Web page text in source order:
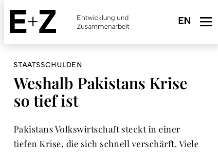
Skip
main
content
Entwicklung und
Zusammenarbeit
STAATSSCHULDEN
Weshalb Pakistans Krise
so tief ist
Pakistans Volkswirtschaft steckt in einer
tiefen Krise, die sich schnell verschärft. Viele